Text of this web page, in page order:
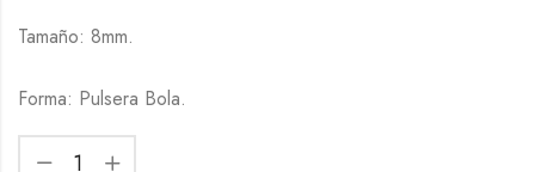
Tamaño: 8mm.
Forma: Pulsera Bola.